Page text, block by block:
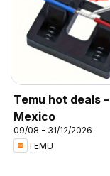
Temu hot deals –
Mexico
09/08 - 31/12/2026
TEMU